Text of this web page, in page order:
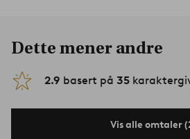
Dette mener andre
2.9 basert på 35
Vis alle omtaler